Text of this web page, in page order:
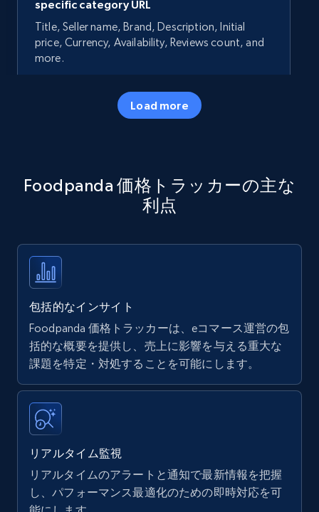
specific category URL
Title, Seller name, Brand, Description, Initial
price, Currency, Availability, Reviews count, and
more.
5.7K+ 今すぐ始める
specific keywords
Title, Seller name, Brand, Description, Initial
35.3K+
Amazon products - find products by using
upc numbers
Title, Seller name, Brand, Description, Initial
price, Currency, Availability, Reviews count, and
more.
35.3K+ 5.7K+
Load more
Foodpanda 価格トラッカーの主な
利点
包括的なインサイト
Foodpanda 価格トラッカーは、eコマース運営の包
括的な概要を提供し、売上に影響を与える重大な
課題を特定・対処することを可能にします。
リアルタイム監視
リアルタイムのアラートと通知で最新情報を把握
し、パフォーマンス最適化のための即時対応を可